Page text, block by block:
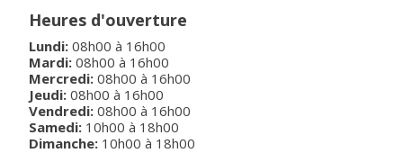
Heures d'ouverture
Lundi: 08h00 à 16h00
Mardi: 08h00 à 16h00
Mercredi: 08h00 à 16h00
Jeudi: 08h00 à 16h00
Vendredi: 08h00 à 16h00
Samedi: 10h00 à 18h00
Dimanche: 10h00 à 18h00